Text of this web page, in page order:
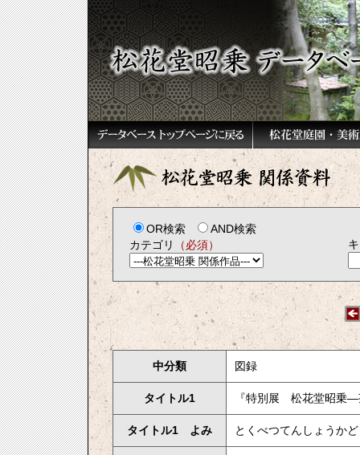
OR検索
AND検索
カテゴリ
（必須）
中分類 図録
タイトル1 『特別展 松花堂昭乗—
タイトル1 よみ とくべつてんしょうか